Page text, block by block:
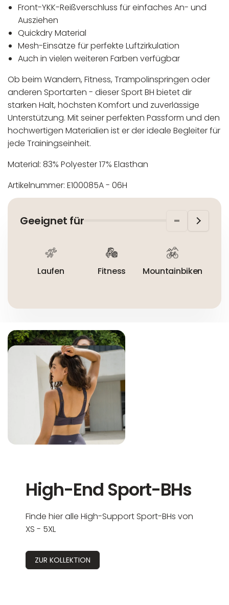
Front-YKK-Reißverschluss für einfaches An- und
Ausziehen
Quickdry Material
Mesh-Einsätze für perfekte Luftzirkulation
Auch in vielen weiteren Farben verfügbar
Ob beim Wandern, Fitness, Trampolinspringen oder
anderen Sportarten - dieser Sport BH bietet dir
starken Halt, höchsten Komfort und zuverlässige
Unterstützung. Mit seiner perfekten Passform und den
hochwertigen Materialien ist er der ideale Begleiter für
jede Trainingseinheit.
Material: 83% Polyester 17% Elasthan
Artikelnummer: E100085A - 06H
Nicht bleichen
Nicht bügeln
In der EU niedergelassener verantwortlicher
Wirtschaftsakteur:
Geeignet für
Laufen Fitness Mountainbiken
High-End Sport-BHs
Finde hier alle High-Support Sport-BHs von
XS - 5XL
ZUR KOLLEKTION